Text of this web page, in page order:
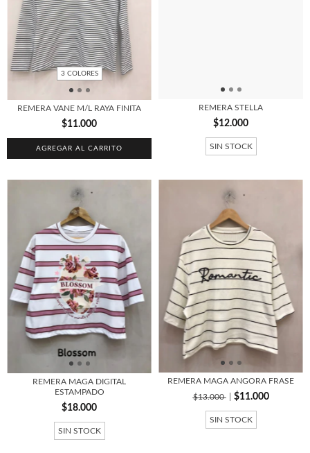
3 COLORES
REMERA VANE M/L RAYA FINITA
$11.000
AGREGAR AL CARRITO
REMERA STELLA
$12.000
SIN STOCK
REMERA MAGA DIGITAL
ESTAMPADO
$18.000
SIN STOCK
REMERA MAGA ANGORA FRASE
$13.000
$11.000
SIN STOCK